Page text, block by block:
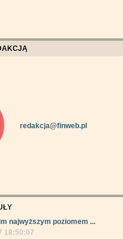
redakcja@finweb.pl
najwyższym poziomem ...
18:50:07